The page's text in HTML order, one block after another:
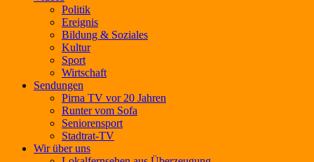
Politik
Ereignis
Bildung & Soziales
Kultur
Sport
Wirtschaft
Sendungen
Pirna TV vor 20 Jahren
Runter vom Sofa
Seniorensport
Stadtrat-TV
Wir über uns